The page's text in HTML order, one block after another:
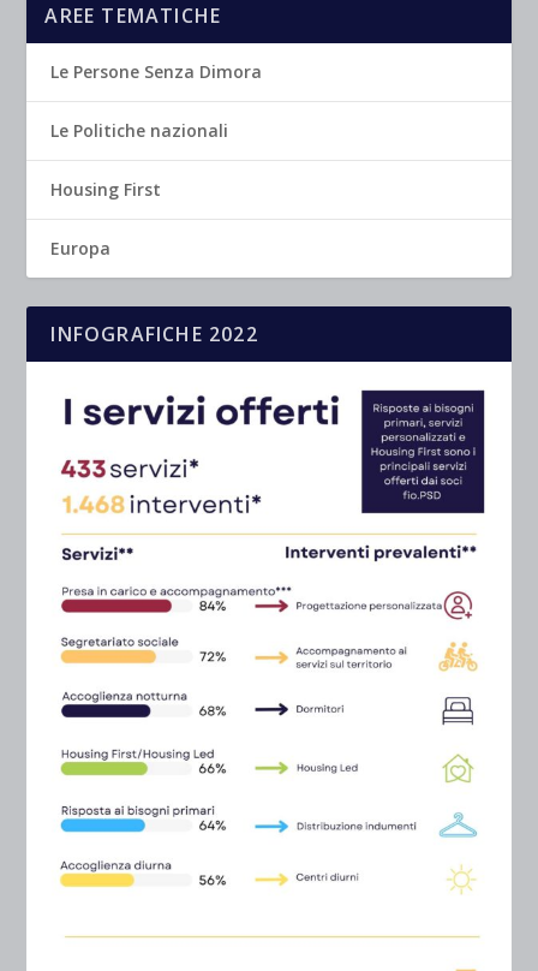
AREE TEMATICHE
Le Persone Senza Dimora
Le Politiche nazionali
Housing First
Europa
INFOGRAFICHE 2022